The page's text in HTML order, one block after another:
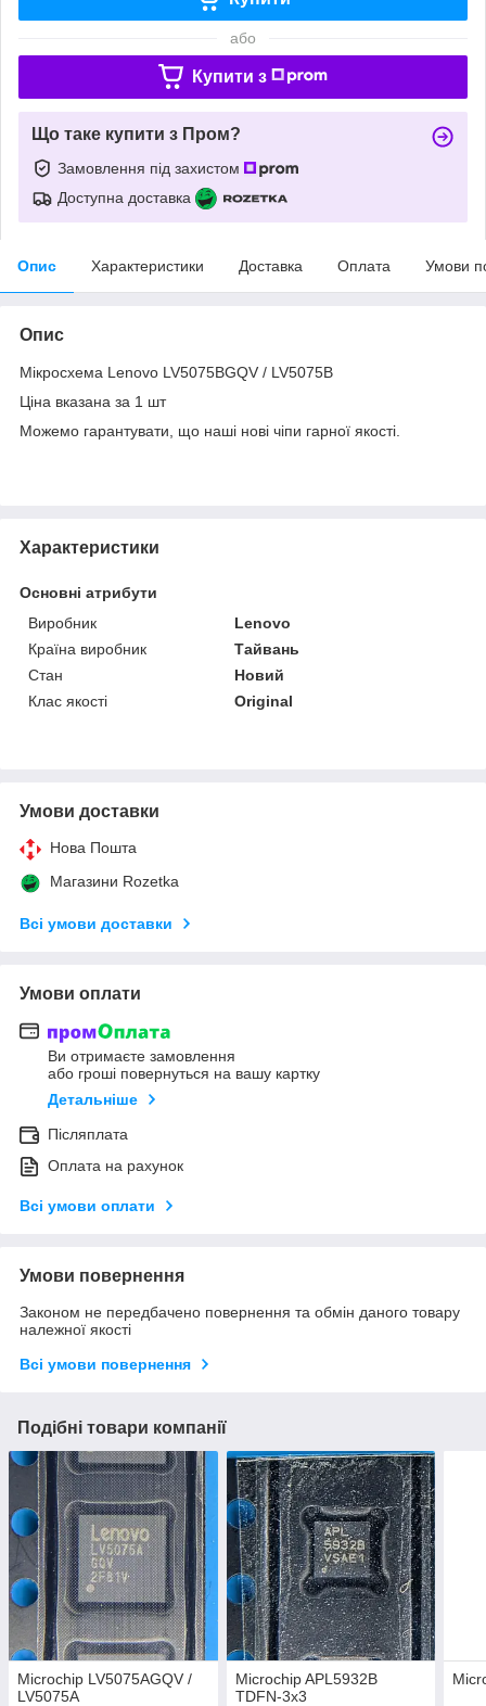
або
Купити з
Що таке купити з Пром?
Замовлення під захистом
Доступна доставка
Опис Характеристики Доставка Оплата Умови
Опис
Мікросхема Lenovo LV5075BGQV / LV5075B
Ціна вказана за 1 шт
Можемо гарантувати, що наші нові чіпи гарної якості.
Характеристики
Основні атрибути
Виробник
Lenovo
Країна виробник
Тайвань
Стан
Новий
Клас якості
Original
Умови доставки
Нова Пошта
Магазини Rozetka
Всі умови доставки
Умови оплати
Ви отримаєте замовлення
або гроші повернуться на вашу картку
Детальніше
Післяплата
Оплата на рахунок
Всі умови оплати
Умови повернення
Законом не передбачено повернення та обмін даного товару
належної якості
Всі умови повернення
Подібні товари компанії
Microchip LV5075AGQV /
LV5075A
Microchip APL5932B
TDFN-3x3